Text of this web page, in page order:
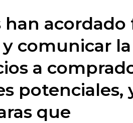
han
comunicar
a
potenciales,
que